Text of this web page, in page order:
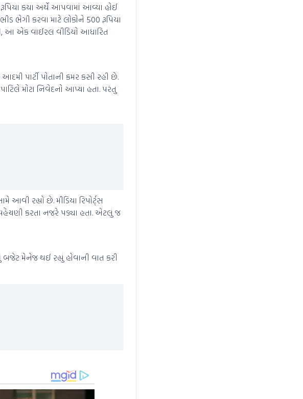
કયા અર્થે આપવામાં આવ્યા હોઈ
ભેગી કરવા માટે લોકોને 500 રૂપિયા
આ એક વાઈરલ વીડિયો આધારિત
પાર્ટી પોતાની કમર કસી રહી છે.
મોટા નિવેદનો આપ્યા હતા. પરંતુ
આવી રહ્યો છે. મીડિયા રિપોર્ટ્સ
કરતા નજરે પડ્યા હતા. એટલું જ
બજેટ મેનેજ થઈ રહ્યું હોવાની વાત કરી